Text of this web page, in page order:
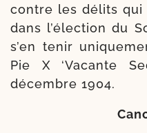
contre les délits
dans l’élection du
s’en tenir
Pie X ‘Vacante
décembre 1904.